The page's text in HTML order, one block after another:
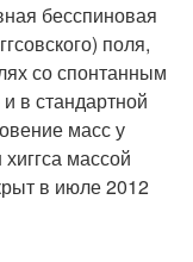
бесспиновая
поля,
со спонтанным
в стандартной
масс у
массой
в июле 2012